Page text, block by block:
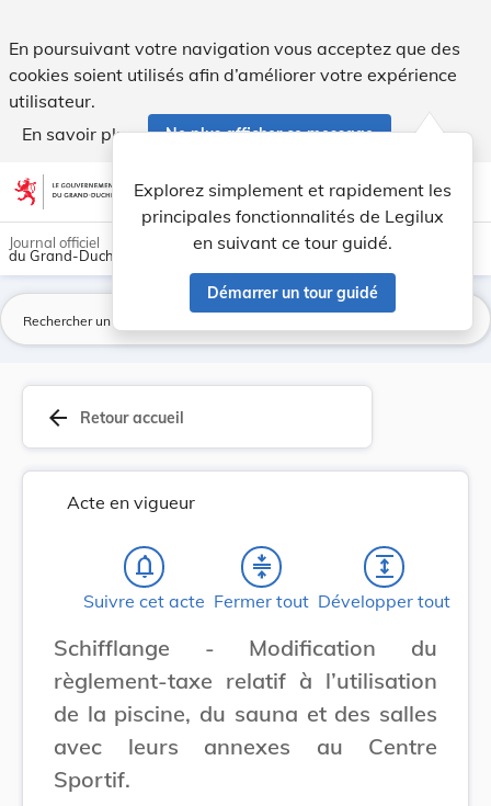
En poursuivant votre navigation vous acceptez que des
cookies soient utilisés afin d’améliorer votre expérience
utilisateur.
En savoir plus
Ne plus afficher ce message
Aller au contenu account_circle help Aide
Explorez simplement et rapidement les
principales fonctionnalités de Legilux
en suivant ce tour guidé.
Démarrer un tour guidé
light_mode dark_mode
Journal officiel
du Grand-Duché de Luxembourg
arrow_back Retour accueil
Acte en vigueur
notifications_none
Suivre cet acte
compress
Fermer tout
expand
Développer tout
Schifflange - Modification du
règlement-taxe relatif à l’utilisation
de la piscine, du sauna et des salles
avec leurs annexes au Centre
Sportif.